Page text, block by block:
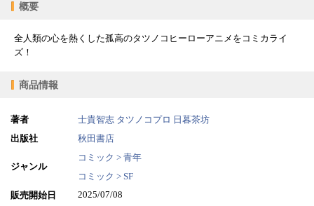
概要
全人類の心を熱くした孤高のタツノコヒーローアニメをコミカライ
ズ！
商品情報
著者 士貴智志 タツノコプロ 日暮茶坊
出版社
秋田書店
ジャンル
コミック > 青年
コミック > SF
販売開始日
2025/07/08